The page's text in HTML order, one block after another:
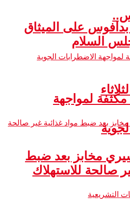
لمواجهة
على الميثاق
السلام
10 مسيري مخابز بعد ضبط
صالحة للاستهلاك